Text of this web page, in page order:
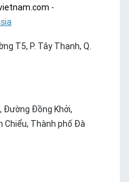
-
T5, P. Tây Thạnh, Q.
Đường Đồng Khởi,
Chiểu, Thành phố Đà